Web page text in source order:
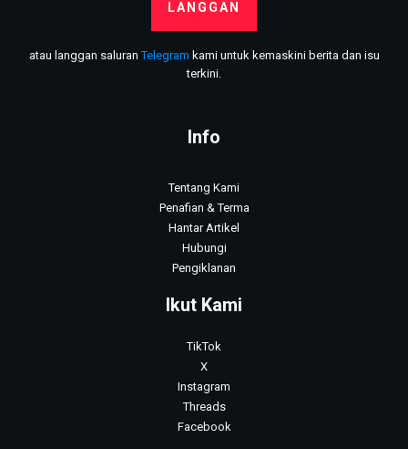
LANGGAN
atau langgan saluranTelegram kami untuk kemaskini berita dan isu
terkini.
Info
Tentang Kami
Penafian & Terma
Hantar Artikel
Hubungi
Pengiklanan
Ikut Kami
TikTok
X
Instagram
Threads
Facebook